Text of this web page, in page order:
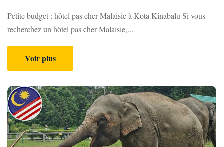
Petite budget : hôtel pas cher Malaisie à Kota Kinabalu Si vous
recherchez un hôtel pas cher Malaisie,...
Voir plus